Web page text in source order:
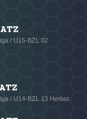
/ U15-BZL 02
/ U14-BZL 13 Herbst